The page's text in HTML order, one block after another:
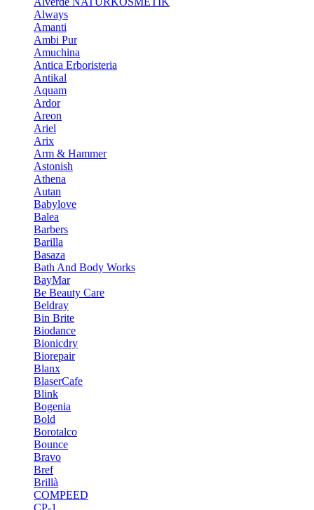
Always
Amanti
Ambi Pur
Amuchina
Antica Erboristeria
Antikal
Aquam
Ardor
Areon
Ariel
Arix
Arm & Hammer
Astonish
Athena
Autan
Babylove
Balea
Barbers
Barilla
Basaza
Bath And Body Works
BayMar
Be Beauty Care
Beldray
Bin Brite
Biodance
Bionicdry
Biorepair
Blanx
BlaserCafe
Blink
Bogenia
Bold
Borotalco
Bounce
Bravo
Bref
Brillà
COMPEED
CP-1